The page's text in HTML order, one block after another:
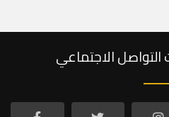
التواصل الاجتماعي